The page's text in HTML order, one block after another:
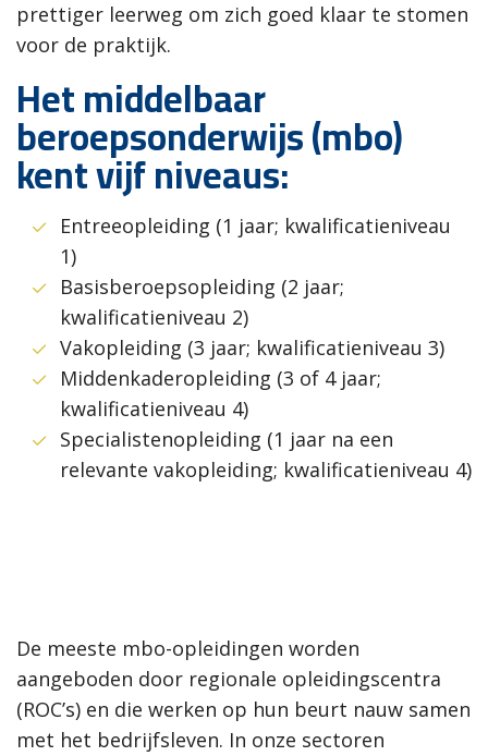
prettiger leerweg om zich goed klaar te stomen
voor de praktijk.
Het middelbaar
beroepsonderwijs (mbo)
kent vijf niveaus:
Entreeopleiding (1 jaar; kwalificatieniveau
1)
Basisberoepsopleiding (2 jaar;
kwalificatieniveau 2)
Vakopleiding (3 jaar; kwalificatieniveau 3)
Middenkaderopleiding (3 of 4 jaar;
kwalificatieniveau 4)
Specialistenopleiding (1 jaar na een
relevante vakopleiding; kwalificatieniveau 4)
De meeste mbo-opleidingen worden
aangeboden door regionale opleidingscentra
(ROC’s) en die werken op hun beurt nauw samen
met het bedrijfsleven. In onze sectoren